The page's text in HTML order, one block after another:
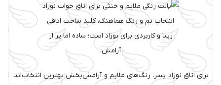
انتخاب تم و رنگ هماهنگ، کلید ساخت اتاقی
زیبا و کاربردی برای نوزاد است؛ ساده اما پر از
آرامش.
برای اتاق نوزاد پسر، رنگ‌های ملایم و آرامش‌بخش بهترین انتخاب‌اند.